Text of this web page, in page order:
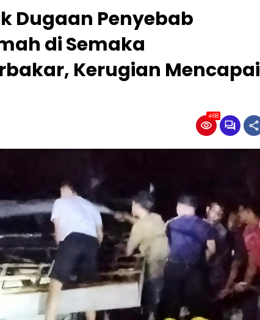
Dugaan Penyebab
di Semaka
Kerugian Mencapai
468